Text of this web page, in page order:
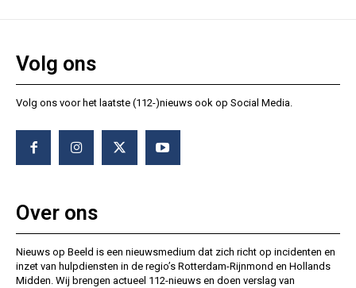
Volg ons
Volg ons voor het laatste (112-)nieuws ook op Social Media.
Over ons
Nieuws op Beeld is een nieuwsmedium dat zich richt op incidenten en
inzet van hulpdiensten in de regio’s Rotterdam-Rijnmond en Hollands
Midden. Wij brengen actueel 112-nieuws en doen verslag van